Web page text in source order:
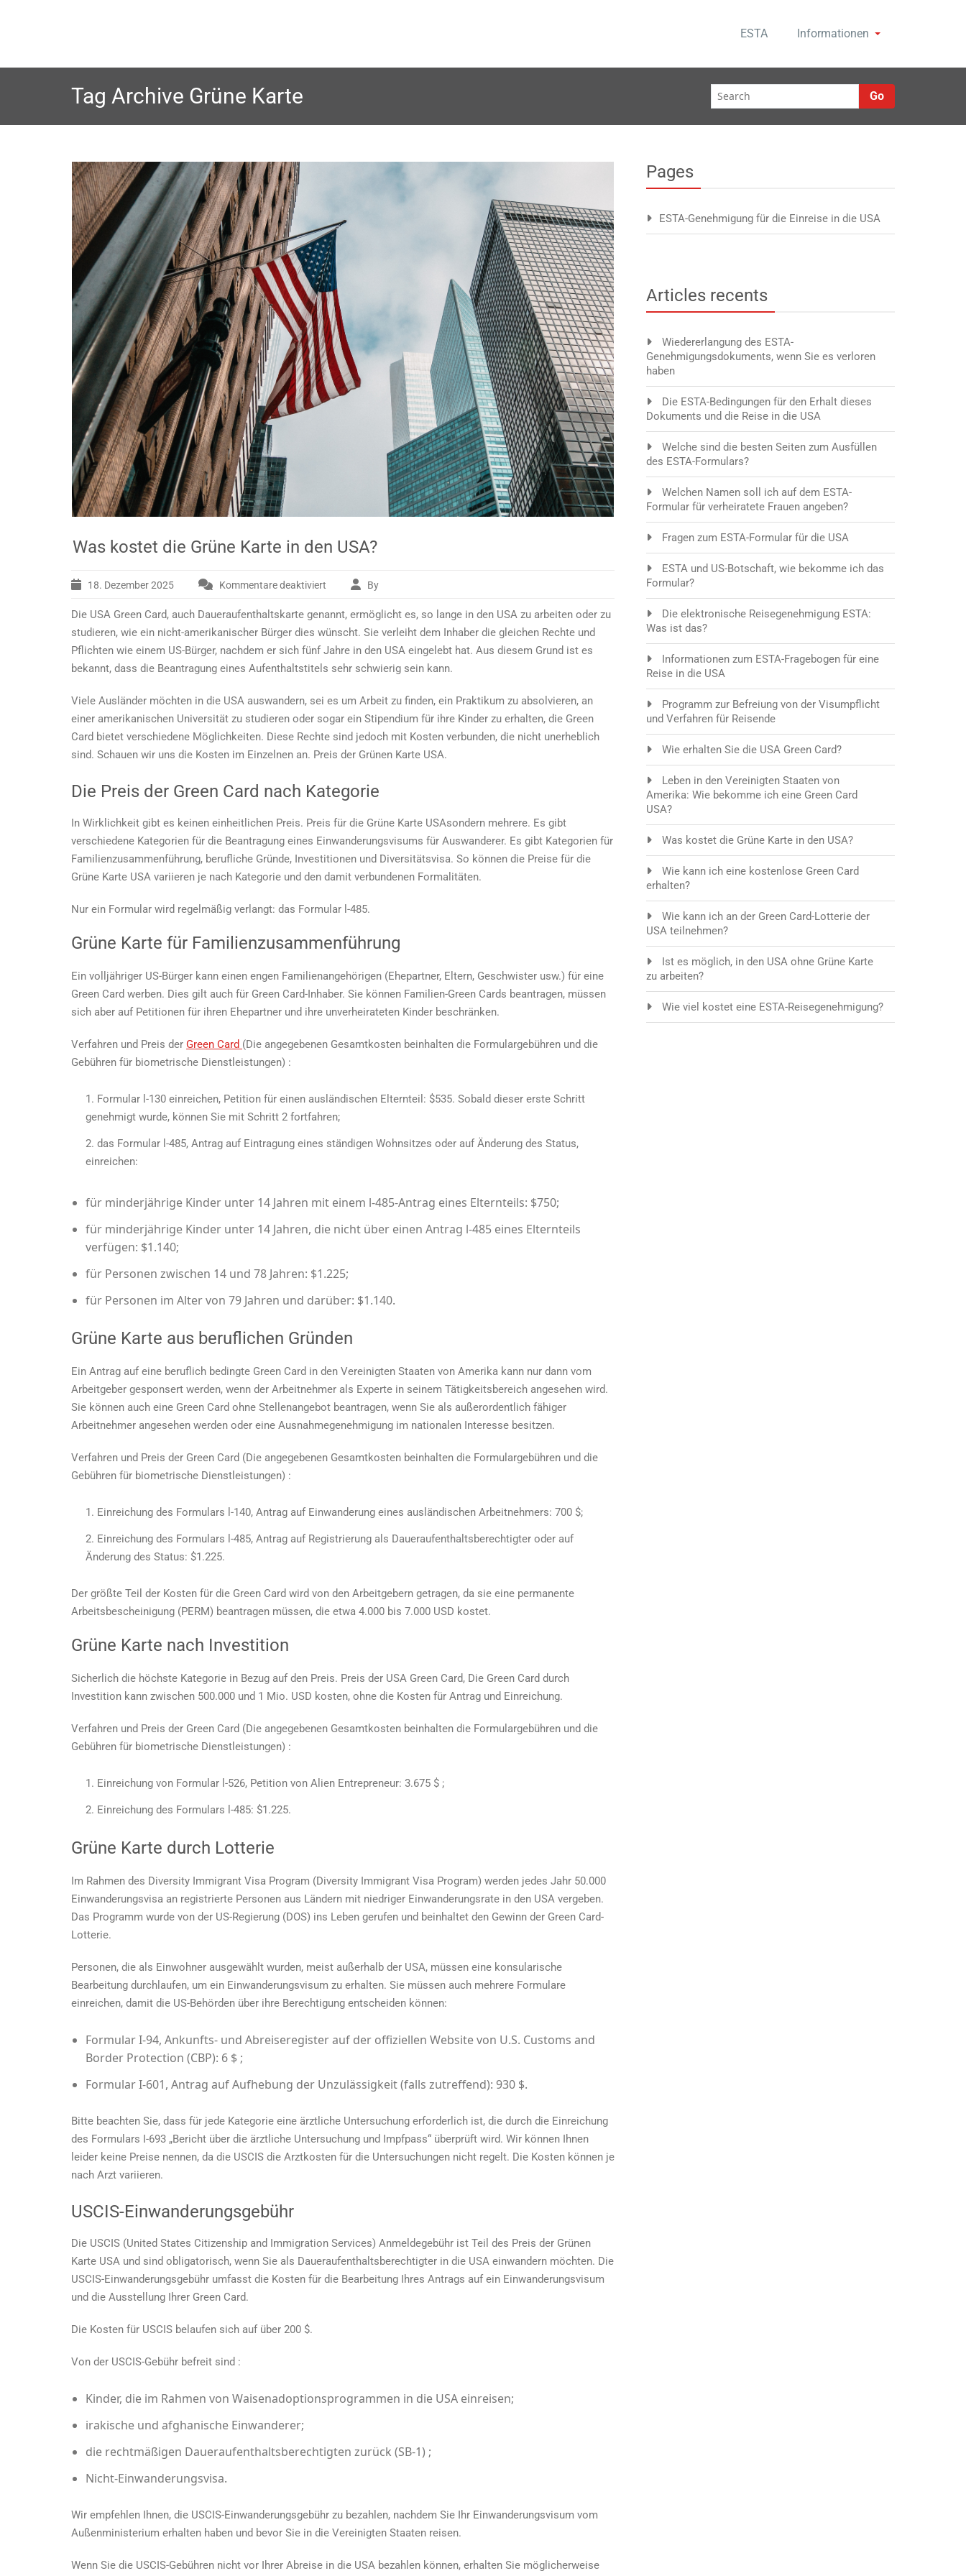
ESTA Informationen
Tag Archive Grüne Karte Go
Was kostet die Grüne Karte in den USA?
18. Dezember 2025 Kommentare deaktiviert
kostet
die
Grüne
Karte
USA?
By
Die USA Green Card, auch Daueraufenthaltskarte genannt, ermöglicht es, so lange in den USA zu arbeiten oder zu
studieren, wie ein nicht-amerikanischer Bürger dies wünscht. Sie verleiht dem Inhaber die gleichen Rechte und
Pflichten wie einem US-Bürger, nachdem er sich fünf Jahre in den USA eingelebt hat. Aus diesem Grund ist es
bekannt, dass die Beantragung eines Aufenthaltstitels sehr schwierig sein kann.
Viele Ausländer möchten in die USA auswandern, sei es um Arbeit zu finden, ein Praktikum zu absolvieren, an
einer amerikanischen Universität zu studieren oder sogar ein Stipendium für ihre Kinder zu erhalten, die Green
Card bietet verschiedene Möglichkeiten. Diese Rechte sind jedoch mit Kosten verbunden, die nicht unerheblich
sind. Schauen wir uns die Kosten im Einzelnen an. Preis der Grünen Karte USA.
Die Preis der Green Card nach Kategorie
In Wirklichkeit gibt es keinen einheitlichen Preis. Preis für die Grüne Karte USAsondern mehrere. Es gibt
verschiedene Kategorien für die Beantragung eines Einwanderungsvisums für Auswanderer. Es gibt Kategorien für
Familienzusammenführung, berufliche Gründe, Investitionen und Diversitätsvisa. So können die Preise für die
Grüne Karte USA variieren je nach Kategorie und den damit verbundenen Formalitäten.
Nur ein Formular wird regelmäßig verlangt: das Formular l-485.
Grüne Karte für Familienzusammenführung
Ein volljähriger US-Bürger kann einen engen Familienangehörigen (Ehepartner, Eltern, Geschwister usw.) für eine
Green Card werben. Dies gilt auch für Green Card-Inhaber. Sie können Familien-Green Cards beantragen, müssen
sich aber auf Petitionen für ihren Ehepartner und ihre unverheirateten Kinder beschränken.
Verfahren und Preis der Green Card (Die angegebenen Gesamtkosten beinhalten die Formulargebühren und die
Gebühren für biometrische Dienstleistungen) :
Formular l-130 einreichen, Petition für einen ausländischen Elternteil: $535. Sobald dieser erste Schritt
genehmigt wurde, können Sie mit Schritt 2 fortfahren;
das Formular l-485, Antrag auf Eintragung eines ständigen Wohnsitzes oder auf Änderung des Status,
einreichen:
für minderjährige Kinder unter 14 Jahren mit einem l-485-Antrag eines Elternteils: $750;
für minderjährige Kinder unter 14 Jahren, die nicht über einen Antrag l-485 eines Elternteils
verfügen: $1.140;
für Personen zwischen 14 und 78 Jahren: $1.225;
für Personen im Alter von 79 Jahren und darüber: $1.140.
Grüne Karte aus beruflichen Gründen
Ein Antrag auf eine beruflich bedingte Green Card in den Vereinigten Staaten von Amerika kann nur dann vom
Arbeitgeber gesponsert werden, wenn der Arbeitnehmer als Experte in seinem Tätigkeitsbereich angesehen wird.
Sie können auch eine Green Card ohne Stellenangebot beantragen, wenn Sie als außerordentlich fähiger
Arbeitnehmer angesehen werden oder eine Ausnahmegenehmigung im nationalen Interesse besitzen.
Verfahren und Preis der Green Card (Die angegebenen Gesamtkosten beinhalten die Formulargebühren und die
Gebühren für biometrische Dienstleistungen) :
Einreichung des Formulars l-140, Antrag auf Einwanderung eines ausländischen Arbeitnehmers: 700 $;
Einreichung des Formulars l-485, Antrag auf Registrierung als Daueraufenthaltsberechtigter oder auf
Änderung des Status: $1.225.
Der größte Teil der Kosten für die Green Card wird von den Arbeitgebern getragen, da sie eine permanente
Arbeitsbescheinigung (PERM) beantragen müssen, die etwa 4.000 bis 7.000 USD kostet.
Grüne Karte nach Investition
Sicherlich die höchste Kategorie in Bezug auf den Preis. Preis der USA Green Card, Die Green Card durch
Investition kann zwischen 500.000 und 1 Mio. USD kosten, ohne die Kosten für Antrag und Einreichung.
Verfahren und Preis der Green Card (Die angegebenen Gesamtkosten beinhalten die Formulargebühren und die
Gebühren für biometrische Dienstleistungen) :
Einreichung von Formular l-526, Petition von Alien Entrepreneur: 3.675 $ ;
Einreichung des Formulars l-485: $1.225.
Grüne Karte durch Lotterie
Im Rahmen des Diversity Immigrant Visa Program (Diversity Immigrant Visa Program) werden jedes Jahr 50.000
Einwanderungsvisa an registrierte Personen aus Ländern mit niedriger Einwanderungsrate in den USA vergeben.
Das Programm wurde von der US-Regierung (DOS) ins Leben gerufen und beinhaltet den Gewinn der Green Card-
Lotterie.
Personen, die als Einwohner ausgewählt wurden, meist außerhalb der USA, müssen eine konsularische
Bearbeitung durchlaufen, um ein Einwanderungsvisum zu erhalten. Sie müssen auch mehrere Formulare
einreichen, damit die US-Behörden über ihre Berechtigung entscheiden können:
Formular I-94, Ankunfts- und Abreiseregister auf der offiziellen Website von U.S. Customs and
Border Protection (CBP): 6 $ ;
Formular I-601, Antrag auf Aufhebung der Unzulässigkeit (falls zutreffend): 930 $.
Bitte beachten Sie, dass für jede Kategorie eine ärztliche Untersuchung erforderlich ist, die durch die Einreichung
des Formulars I-693 „Bericht über die ärztliche Untersuchung und Impfpass“ überprüft wird. Wir können Ihnen
leider keine Preise nennen, da die USCIS die Arztkosten für die Untersuchungen nicht regelt. Die Kosten können je
nach Arzt variieren.
USCIS-Einwanderungsgebühr
Die USCIS (United States Citizenship and Immigration Services) Anmeldegebühr ist Teil des Preis der Grünen
Karte USA und sind obligatorisch, wenn Sie als Daueraufenthaltsberechtigter in die USA einwandern möchten. Die
USCIS-Einwanderungsgebühr umfasst die Kosten für die Bearbeitung Ihres Antrags auf ein Einwanderungsvisum
und die Ausstellung Ihrer Green Card.
Die Kosten für USCIS belaufen sich auf über 200 $.
Von der USCIS-Gebühr befreit sind :
Kinder, die im Rahmen von Waisenadoptionsprogrammen in die USA einreisen;
irakische und afghanische Einwanderer;
die rechtmäßigen Daueraufenthaltsberechtigten zurück (SB-1) ;
Nicht-Einwanderungsvisa.
Wir empfehlen Ihnen, die USCIS-Einwanderungsgebühr zu bezahlen, nachdem Sie Ihr Einwanderungsvisum vom
Außenministerium erhalten haben und bevor Sie in die Vereinigten Staaten reisen.
Wenn Sie die USCIS-Gebühren nicht vor Ihrer Abreise in die USA bezahlen können, erhalten Sie möglicherweise
Pages
ESTA-Genehmigung für die Einreise in die USA
Articles recents
Wiedererlangung des ESTA-
Genehmigungsdokuments, wenn Sie es verloren
haben
Die ESTA-Bedingungen für den Erhalt dieses
Dokuments und die Reise in die USA
Welche sind die besten Seiten zum Ausfüllen
des ESTA-Formulars?
Welchen Namen soll ich auf dem ESTA-
Formular für verheiratete Frauen angeben?
Fragen zum ESTA-Formular für die USA
ESTA und US-Botschaft, wie bekomme ich das
Formular?
Die elektronische Reisegenehmigung ESTA:
Was ist das?
Informationen zum ESTA-Fragebogen für eine
Reise in die USA
Programm zur Befreiung von der Visumpflicht
und Verfahren für Reisende
Wie erhalten Sie die USA Green Card?
Leben in den Vereinigten Staaten von
Amerika: Wie bekomme ich eine Green Card
USA?
Was kostet die Grüne Karte in den USA?
Wie kann ich eine kostenlose Green Card
erhalten?
Wie kann ich an der Green Card-Lotterie der
USA teilnehmen?
Ist es möglich, in den USA ohne Grüne Karte
zu arbeiten?
Wie viel kostet eine ESTA-Reisegenehmigung?